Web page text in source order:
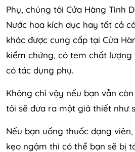
Phụ, chúng tôi Cửa Hàng Tình
Nước hoa kích dục hay tất cả
khác được cung cấp tại Cửa
kiểm chứng, có tem chất
có tác dụng phụ.
Không chỉ vậy nếu bạn vẫn
tôi sẽ đưa ra một giả thiết như
Nếu bạn uống thuốc dạng
kẹo ngậm thì có thể bạn sẽ bị